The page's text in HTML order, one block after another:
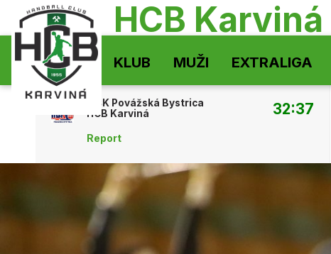
HCB Karviná
KLUB MUŽI EXTRALIGA
MŠK Povážská Bystrica
HCB Karviná
32:37
Report